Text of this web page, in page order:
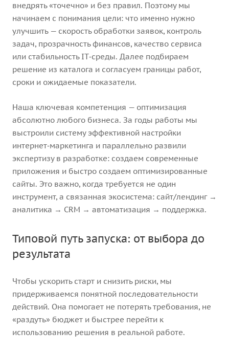
внедрять «точечно» и без правил. Поэтому мы
начинаем с понимания цели: что именно нужно
улучшить — скорость обработки заявок, контроль
задач, прозрачность финансов, качество сервиса
или стабильность IT‑среды. Далее подбираем
решение из каталога и согласуем границы работ,
сроки и ожидаемые показатели.
Наша ключевая компетенция — оптимизация
абсолютно любого бизнеса. За годы работы мы
выстроили систему эффективной настройки
интернет‑маркетинга и параллельно развили
экспертизу в разработке: создаем современные
приложения и быстро создаем оптимизированные
сайты. Это важно, когда требуется не один
инструмент, а связанная экосистема: сайт/лендинг →
аналитика → CRM → автоматизация → поддержка.
Типовой путь запуска: от выбора до
результата
Чтобы ускорить старт и снизить риски, мы
придерживаемся понятной последовательности
действий. Она помогает не потерять требования, не
«раздуть» бюджет и быстрее перейти к
использованию решения в реальной работе.